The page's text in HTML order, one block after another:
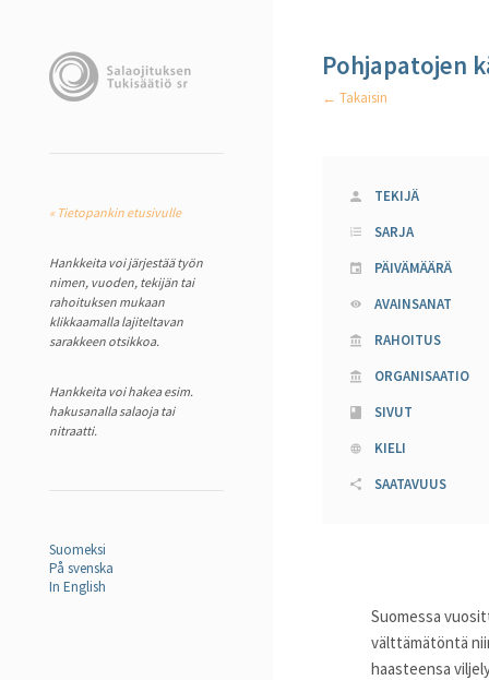
« Tietopankin etusivulle
Hankkeita voi järjestää työn
nimen, vuoden, tekijän tai
rahoituksen mukaan
klikkaamalla lajiteltavan
sarakkeen otsikkoa.
Hankkeita voi hakea esim.
hakusanalla salaoja tai
nitraatti.
Suomeksi
På svenska
In English
Pohjapatojen
← Takaisin
TEKIJÄ
SARJA
PÄIVÄMÄÄRÄ
AVAINSANAT
RAHOITUS
ORGANISAATIO
SIVUT
KIELI
SAATAVUUS
Suomessa
välttämätöntä
haasteensa